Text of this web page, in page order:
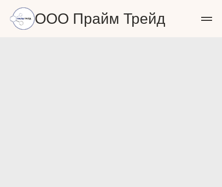
ООО Прайм Трейд